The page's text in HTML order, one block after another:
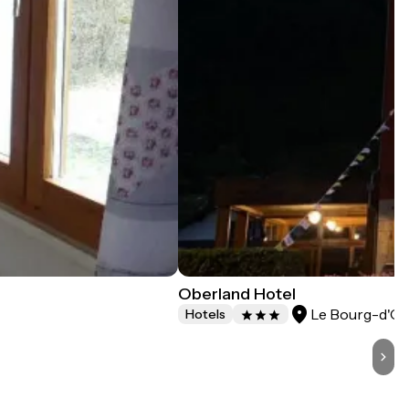
Oberland Hotel
Hotels Le Bourg-